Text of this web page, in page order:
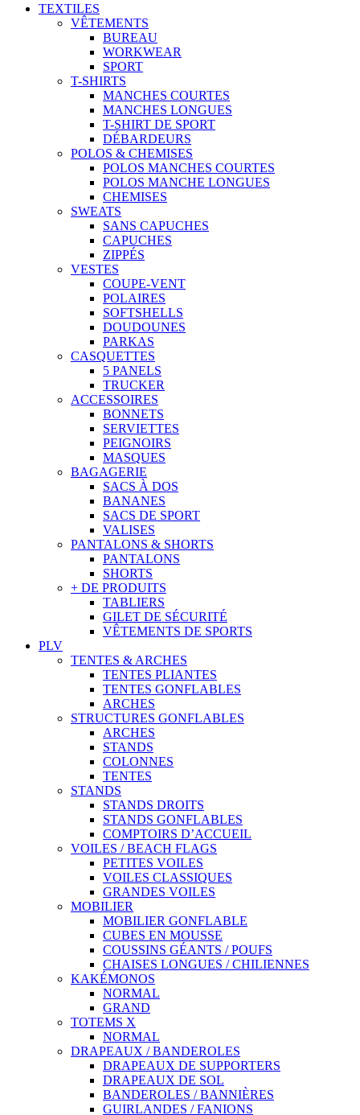
TEXTILES
VÊTEMENTS
BUREAU
WORKWEAR
SPORT
T-SHIRTS
MANCHES COURTES
MANCHES LONGUES
T-SHIRT DE SPORT
DÉBARDEURS
POLOS & CHEMISES
POLOS MANCHES COURTES
POLOS MANCHE LONGUES
CHEMISES
SWEATS
SANS CAPUCHES
CAPUCHES
ZIPPÉS
VESTES
COUPE-VENT
POLAIRES
SOFTSHELLS
DOUDOUNES
PARKAS
CASQUETTES
5 PANELS
TRUCKER
ACCESSOIRES
BONNETS
SERVIETTES
PEIGNOIRS
MASQUES
BAGAGERIE
SACS À DOS
BANANES
SACS DE SPORT
VALISES
PANTALONS & SHORTS
PANTALONS
SHORTS
+ DE PRODUITS
TABLIERS
GILET DE SÉCURITÉ
VÊTEMENTS DE SPORTS
PLV
TENTES & ARCHES
TENTES PLIANTES
TENTES GONFLABLES
ARCHES
STRUCTURES GONFLABLES
ARCHES
STANDS
COLONNES
TENTES
STANDS
STANDS DROITS
STANDS GONFLABLES
COMPTOIRS D’ACCUEIL
VOILES / BEACH FLAGS
PETITES VOILES
VOILES CLASSIQUES
GRANDES VOILES
MOBILIER
MOBILIER GONFLABLE
CUBES EN MOUSSE
COUSSINS GÉANTS / POUFS
CHAISES LONGUES / CHILIENNES
KAKÉMONOS
NORMAL
GRAND
TOTEMS X
NORMAL
DRAPEAUX / BANDEROLES
DRAPEAUX DE SUPPORTERS
DRAPEAUX DE SOL
BANDEROLES / BANNIÈRES
GUIRLANDES / FANIONS